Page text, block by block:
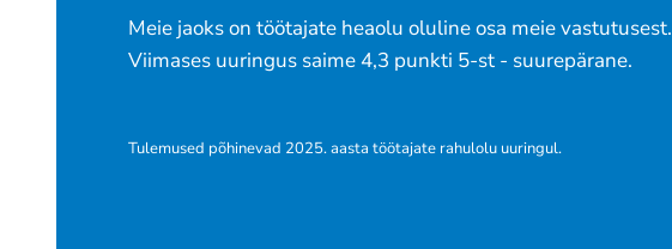
Meie jaoks on töötajate heaolu oluline osa meie vastutusest.
Viimases uuringus saime 4,3 punkti 5-st - suurepärane.
Tulemused põhinevad 2025. aasta töötajate rahulolu uuringul.